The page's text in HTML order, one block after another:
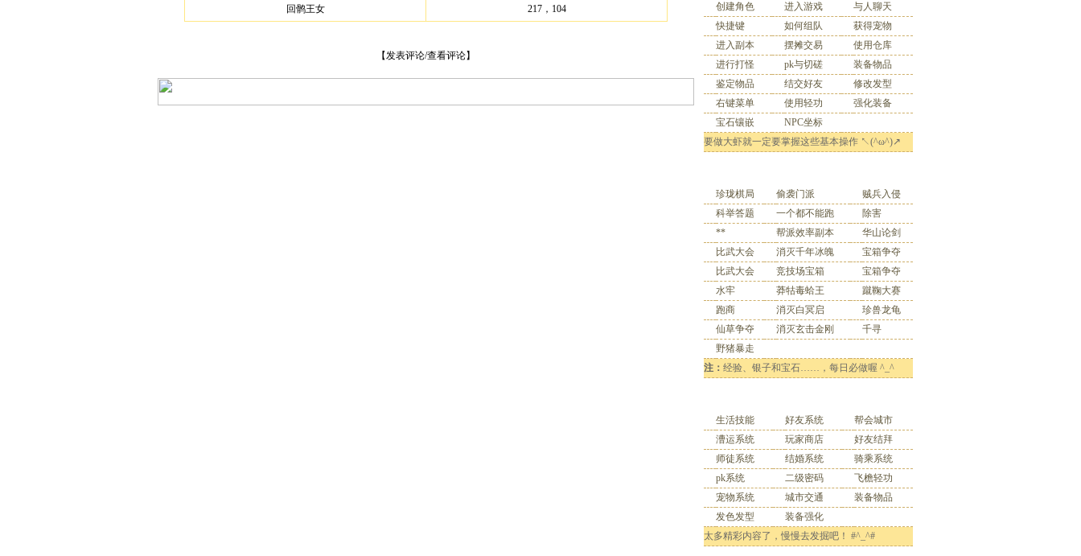
回鹘王女 217，104
【发表评论/查看评论】
创建角色
进入游戏
与人聊天
快捷键
如何组队
获得宠物
进入副本
摆摊交易
使用仓库
进行打怪
pk与切磋
装备物品
鉴定物品
结交好友
修改发型
右键菜单
使用轻功
强化装备
宝石镶嵌
NPC坐标
要做大虾就一定要掌握这些基本操作 ↖(^ω^)↗
珍珑棋局
偷袭门派
贼兵入侵
科举答题
一个都不能跑
除害
**
帮派效率副本
华山论剑
比武大会
消灭千年冰魄
宝箱争夺
比武大会
竞技场宝箱
宝箱争夺
水牢
莽牯毒蛤王
蹴鞠大赛
跑商
消灭白冥启
珍兽龙龟
仙草争夺
消灭玄击金刚
千寻
野猪暴走
注： 经验、银子和宝石……，每日必做喔 ^_^
生活技能
好友系统
帮会城市
漕运系统
玩家商店
好友结拜
师徒系统
结婚系统
骑乘系统
pk系统
二级密码
飞檐轻功
宠物系统
城市交通
装备物品
发色发型
装备强化
太多精彩内容了，慢慢去发掘吧！ #^_^#